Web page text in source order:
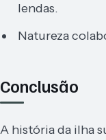
lendas.
Natureza
Conclusão
A história da ilha